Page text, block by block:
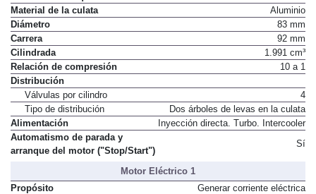
Material del bloque
Aluminio
Material de la culata
Aluminio
Diámetro
83 mm
Carrera
92 mm
Cilindrada
1.991 cm³
Relación de compresión
Distribución
Válvulas por cilindro
4
Tipo de distribución
Dos árboles de levas en la culata
Alimentación
Automatismo de parada y
Motor Eléctrico 1